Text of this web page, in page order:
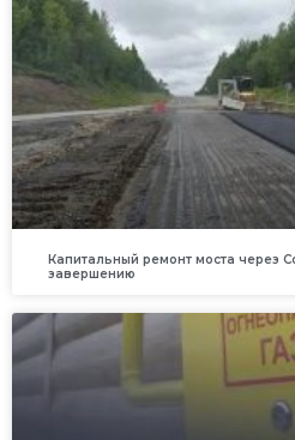
Капитальный ремонт моста через
завершению